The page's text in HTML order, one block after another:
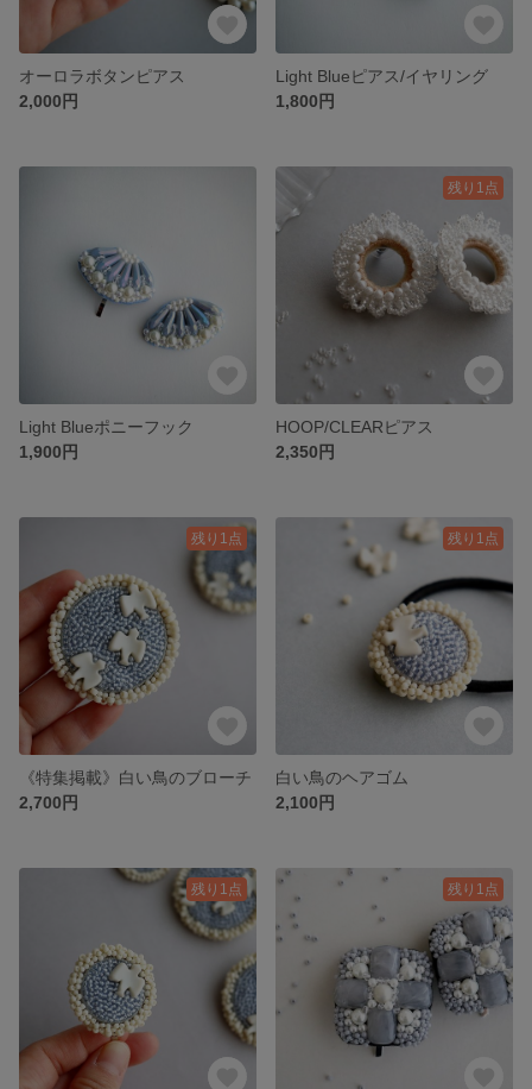
オーロラボタンピアス
2,000円
Light Blueピアス/イヤリング
1,800円
Light Blueポニーフック
1,900円
残り1点
HOOP/CLEARピアス
2,350円
残り1点
《特集掲載》白い鳥のブローチ
2,700円
残り1点
白い鳥のヘアゴム
2,100円
残り1点 残り1点